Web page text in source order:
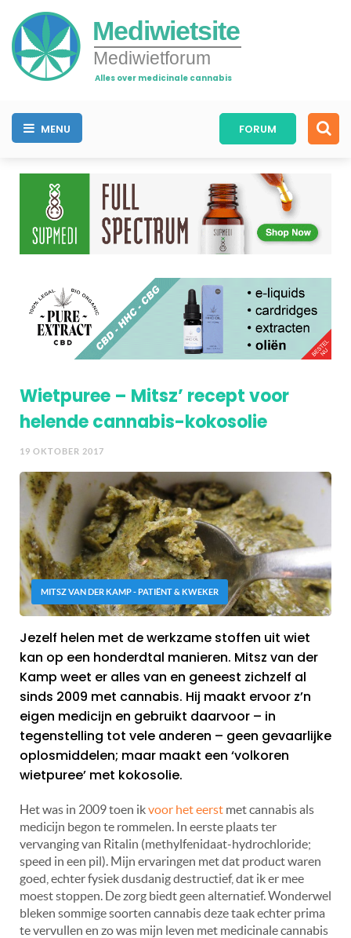
Mediwietsite
Mediwietforum
Alles over medicinale cannabis
MENU FORUM
Wietpuree – Mitsz’ recept voor
helende cannabis-kokosolie
19 OKTOBER 2017
MITSZ VAN DER KAMP - PATIËNT & KWEKER
Jezelf helen met de werkzame stoffen uit wiet
kan op een honderdtal manieren. Mitsz van der
Kamp weet er alles van en geneest zichzelf al
sinds 2009 met cannabis. Hij maakt ervoor z’n
eigen medicijn en gebruikt daarvoor – in
tegenstelling tot vele anderen – geen gevaarlijke
oplosmiddelen; maar maakt een ‘volkoren
wietpuree’ met kokosolie.
Het was in 2009 toen ikvoor het eerst met cannabis als
medicijn begon te rommelen. In eerste plaats ter
vervanging van Ritalin (methylfenidaat-hydrochloride;
speed in een pil). Mijn ervaringen met dat product waren
goed, echter fysiek dusdanig destructief, dat ik er mee
moest stoppen. De zorg biedt geen alternatief. Wonderwel
bleken sommige soorten cannabis deze taak echter prima
te vervullen en zo was mijn leven met medicinale cannabis